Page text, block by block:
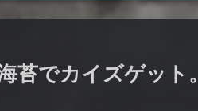
苔でカイズゲット。